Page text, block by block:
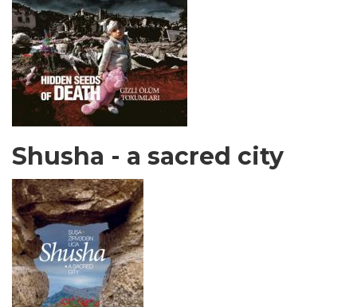
Shusha - a sacred city